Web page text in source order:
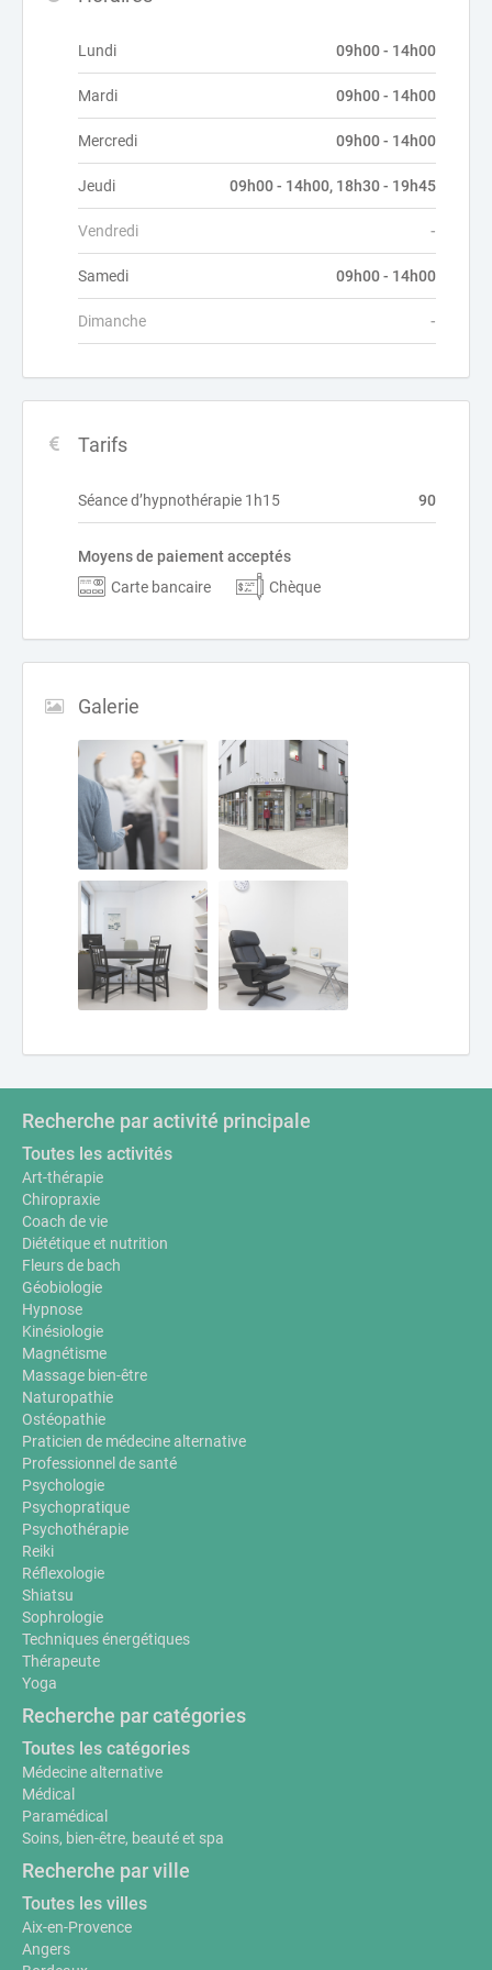
Lundi 09h00 - 14h00
Mardi 09h00 - 14h00
Mercredi 09h00 - 14h00
Jeudi 09h00 - 14h00, 18h30 - 19h45
Vendredi -
Samedi 09h00 - 14h00
Dimanche -
Tarifs
Séance d’hypnothérapie 1h15 90
Moyens de paiement acceptés
Carte bancaire
Chèque
Galerie
Recherche par activité principale
Toutes les activités
Art-thérapie
Chiropraxie
Coach de vie
Diététique et nutrition
Fleurs de bach
Géobiologie
Hypnose
Kinésiologie
Magnétisme
Massage bien-être
Naturopathie
Ostéopathie
Praticien de médecine alternative
Professionnel de santé
Psychologie
Psychopratique
Psychothérapie
Reiki
Réflexologie
Shiatsu
Sophrologie
Techniques énergétiques
Thérapeute
Yoga
Recherche par catégories
Toutes les catégories
Médecine alternative
Médical
Paramédical
Soins, bien-être, beauté et spa
Recherche par ville
Toutes les villes
Aix-en-Provence
Angers